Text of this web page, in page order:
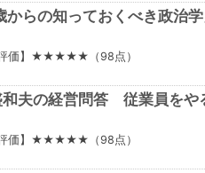
からの知っておくべき政治
評価】★★★★★（98点）
和夫の経営問答 従業員を
評価】★★★★★（98点）